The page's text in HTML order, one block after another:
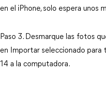
en el iPhone, solo espera unos
Paso 3. Desmarque las fotos
en Importar seleccionado para
14 a la computadora.